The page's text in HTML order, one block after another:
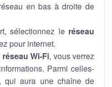
en bas à droite de
sélectionnez le réseau
pour internet.
Wi-Fi, vous verrez
Parmi celles-
qui aura une chaîne de